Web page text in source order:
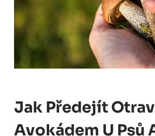
Jak Předejít
Avokádem U Psů